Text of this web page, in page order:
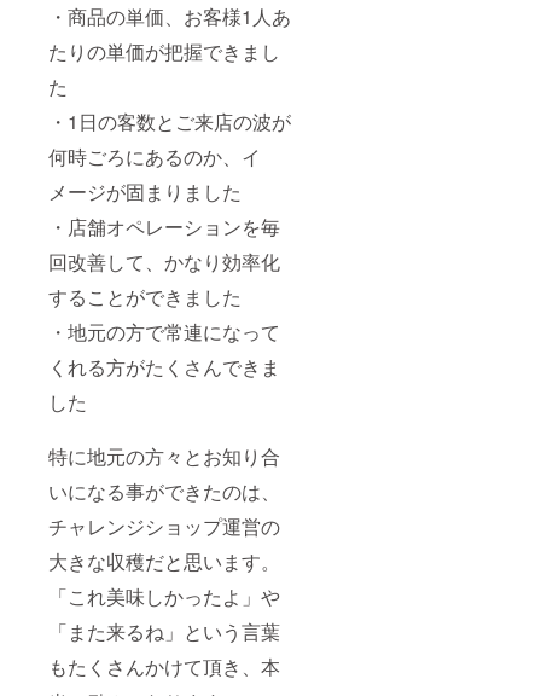
・商品の単価、お客様1人あ
たりの単価が把握できまし
た
・1日の客数とご来店の波が
何時ごろにあるのか、イ
メージが固まりました
・店舗オペレーションを毎
回改善して、かなり効率化
することができました
・地元の方で常連になって
くれる方がたくさんできま
した
特に地元の方々とお知り合
いになる事ができたのは、
チャレンジショップ運営の
大きな収穫だと思います。
「これ美味しかったよ」や
「また来るね」という言葉
もたくさんかけて頂き、本